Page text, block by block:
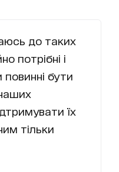
до таких
потрібні і
бути
їх
тільки